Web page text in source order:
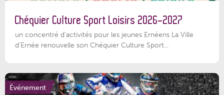
Chéquier Culture Sport Loisirs 2026-2027
un concentré d’activités pour les jeunes Ernéens La Ville
d’Ernée renouvelle son Chéquier Culture Sport...
Événement